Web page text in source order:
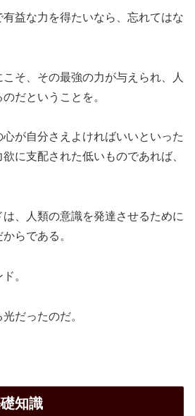
益な力を得たいなら、忘れてはな
そ、その最強の力が与えられ、人
だということを。
が自分さえよければいいといった
に支配された低いものであれば、
、人類の意識を発達させるために
らである。
。
だったのだ。
知識